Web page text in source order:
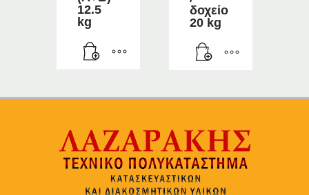
12.5
kg
δοχείο
20 kg